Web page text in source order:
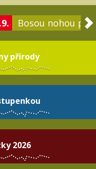
Bosou nohou po
přírody
2026